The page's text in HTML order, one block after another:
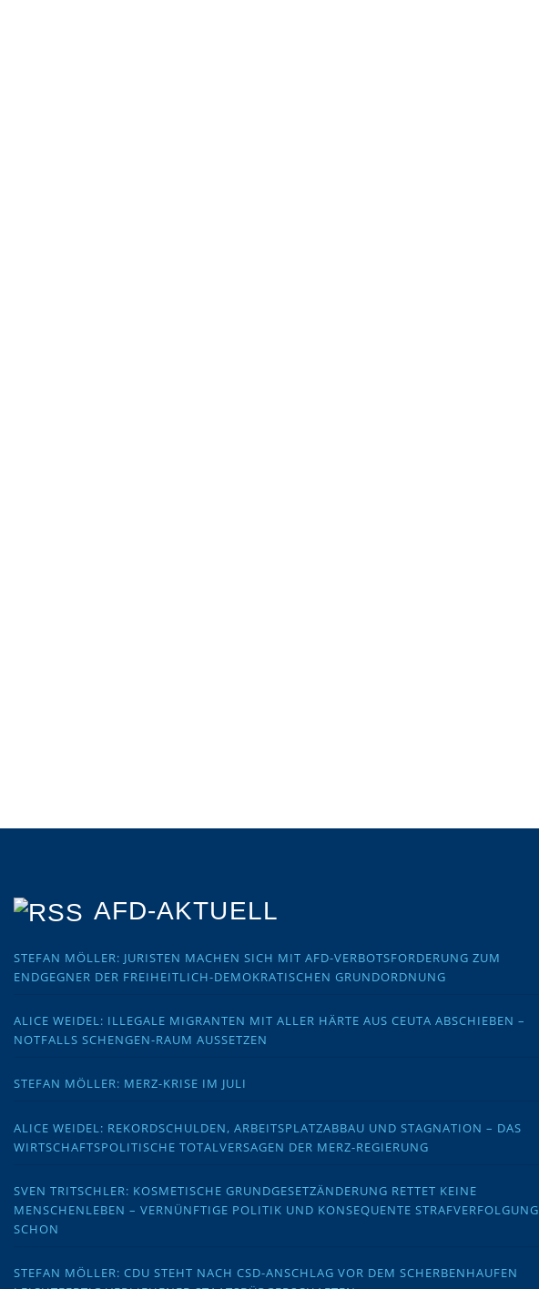
AFD-AKTUELL
STEFAN MÖLLER: JURISTEN MACHEN SICH MIT AFD-VERBOTSFORDERUNG ZUM
ENDGEGNER DER FREIHEITLICH-DEMOKRATISCHEN GRUNDORDNUNG
ALICE WEIDEL: ILLEGALE MIGRANTEN MIT ALLER HÄRTE AUS CEUTA ABSCHIEBEN –
NOTFALLS SCHENGEN-RAUM AUSSETZEN
STEFAN MÖLLER: MERZ-KRISE IM JULI
ALICE WEIDEL: REKORDSCHULDEN, ARBEITSPLATZABBAU UND STAGNATION – DAS
WIRTSCHAFTSPOLITISCHE TOTALVERSAGEN DER MERZ-REGIERUNG
SVEN TRITSCHLER: KOSMETISCHE GRUNDGESETZÄNDERUNG RETTET KEINE
MENSCHENLEBEN – VERNÜNFTIGE POLITIK UND KONSEQUENTE STRAFVERFOLGUNG
SCHON
STEFAN MÖLLER: CDU STEHT NACH CSD-ANSCHLAG VOR DEM SCHERBENHAUFEN